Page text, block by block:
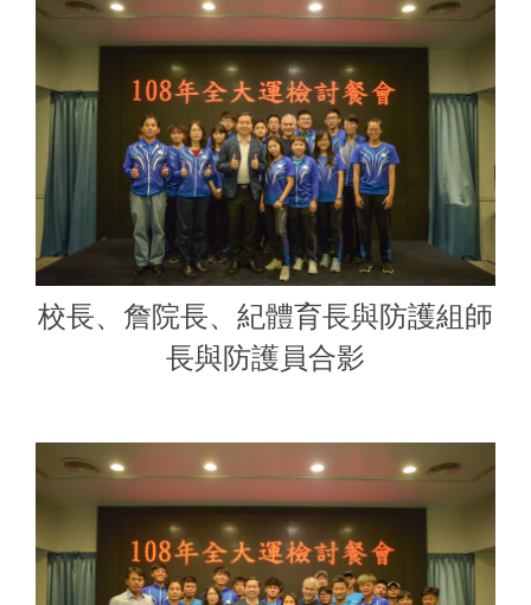
校長、詹院長、紀體育長與防護組師
長與防護員合影